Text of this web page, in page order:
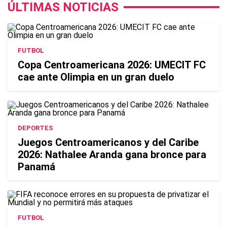
ÚLTIMAS NOTICIAS
FUTBOL
Copa Centroamericana 2026: UMECIT FC
cae ante Olimpia en un gran duelo
DEPORTES
Juegos Centroamericanos y del Caribe
2026: Nathalee Aranda gana bronce para
Panamá
FUTBOL